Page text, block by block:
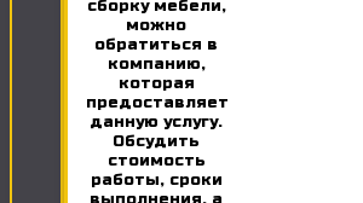
сборку мебели,
можно
обратиться в
компанию,
которая
предоставляет
данную услугу.
Обсудить
стоимость
работы, сроки